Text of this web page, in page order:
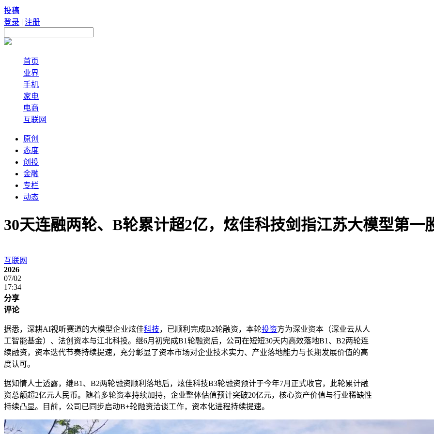
投稿
登录 | 注册
首页
业界
手机
家电
电商
互联网
原创
态度
创投
金融
专栏
动态
30天连融两轮、B轮累计超2亿，炫佳科技剑指江苏大模型第一
互联网
2026
07/02
17:34
分享
评论
据悉，深耕AI视听赛道的大模型企业炫佳科技，已顺利完成B2轮融资，本轮投资方为深业资本（深业云从人
工智能基金）、法创资本与江北科投。继6月初完成B1轮融资后，公司在短短30天内高效落地B1、B2两轮连
续融资，资本迭代节奏持续提速，充分彰显了资本市场对企业技术实力、产业落地能力与长期发展价值的高
度认可。
据知情人士透露，继B1、B2两轮融资顺利落地后，炫佳科技B3轮融资预计于今年7月正式收官，此轮累计融
资总额超2亿元人民币。随着多轮资本持续加持，企业整体估值预计突破20亿元，核心资产价值与行业稀缺性
持续凸显。目前，公司已同步启动B+轮融资洽谈工作，资本化进程持续提速。